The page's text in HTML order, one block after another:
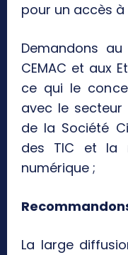
pour un accès à
Demandons au
CEMAC et aux
ce qui le
avec le secteur
de la Société
des TIC et la
numérique ;
La large